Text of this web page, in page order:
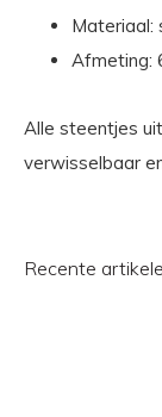
Materiaal:
Afmeting:
Alle steentjes
verwisselbaar
Recente